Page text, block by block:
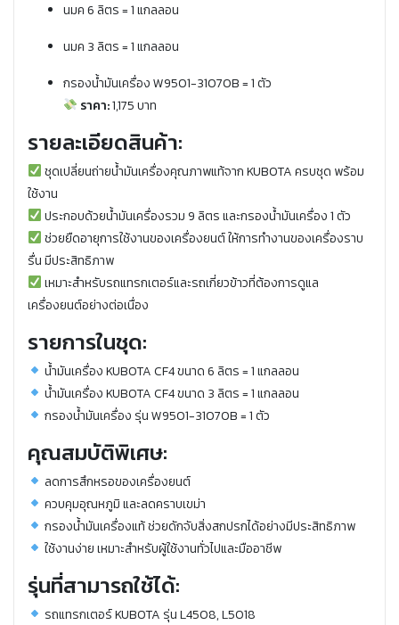
นมค 6 ลิตร = 1 แกลลอน
นมค 3 ลิตร = 1 แกลลอน
กรองน้ำมันเครื่อง W9501-31070B = 1 ตัว
ราคา:1,175 บาท
รายละเอียดสินค้า:
ชุดเปลี่ยนถ่ายน้ำมันเครื่องคุณภาพแท้จาก KUBOTA ครบชุด พร้อม
ใช้งาน
ประกอบด้วยน้ำมันเครื่องรวม 9 ลิตร และกรองน้ำมันเครื่อง 1 ตัว
ช่วยยืดอายุการใช้งานของเครื่องยนต์ ให้การทำงานของเครื่องราบ
รื่น มีประสิทธิภาพ
เหมาะสำหรับรถแทรกเตอร์และรถเกี่ยวข้าวที่ต้องการดูแล
เครื่องยนต์อย่างต่อเนื่อง
รายการในชุด:
น้ำมันเครื่อง KUBOTA CF4 ขนาด 6 ลิตร = 1 แกลลอน
น้ำมันเครื่อง KUBOTA CF4 ขนาด 3 ลิตร = 1 แกลลอน
กรองน้ำมันเครื่อง รุ่น W9501-31070B = 1 ตัว
คุณสมบัติพิเศษ:
ลดการสึกหรอของเครื่องยนต์
ควบคุมอุณหภูมิ และลดคราบเขม่า
กรองน้ำมันเครื่องแท้ ช่วยดักจับสิ่งสกปรกได้อย่างมีประสิทธิภาพ
ใช้งานง่าย เหมาะสำหรับผู้ใช้งานทั่วไปและมืออาชีพ
รุ่นที่สามารถใช้ได้:
รถแทรกเตอร์ KUBOTA รุ่น L4508, L5018